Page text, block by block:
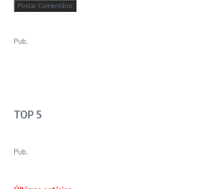
Pub.
TOP 5
Pub.